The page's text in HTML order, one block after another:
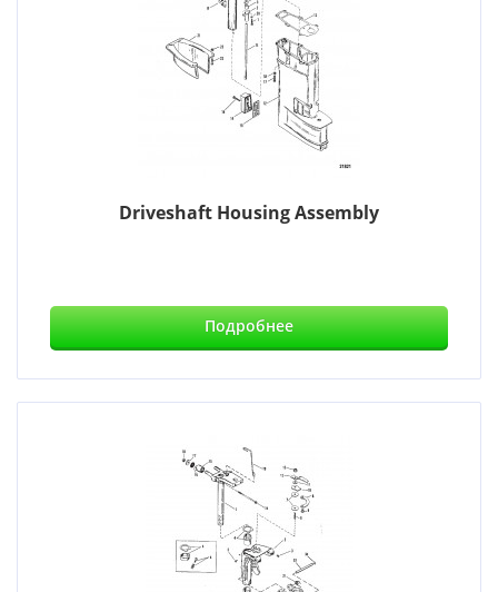
Driveshaft Housing Assembly
Подробнее